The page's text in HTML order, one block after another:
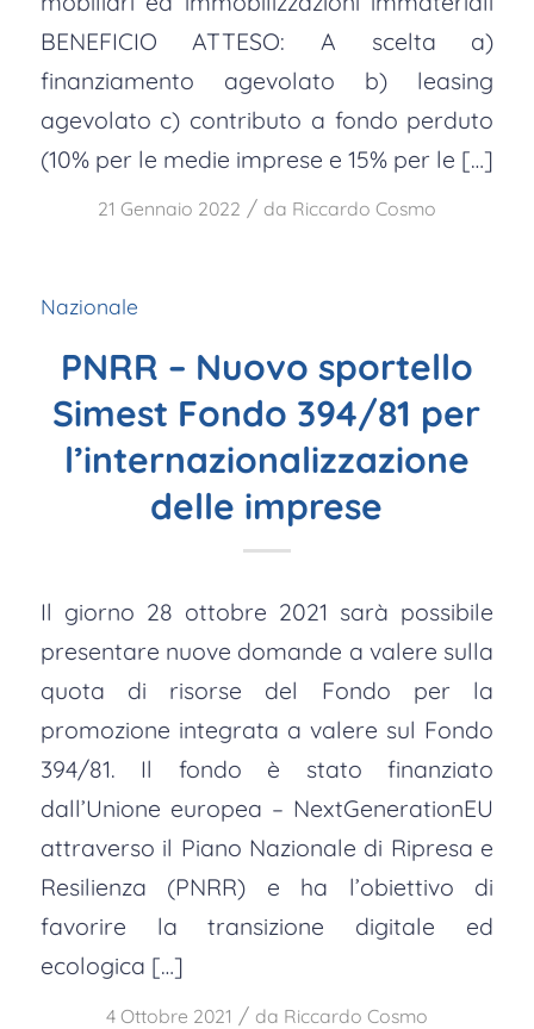
BENEFICIO ATTESO: A scelta a)
finanziamento agevolato b) leasing
agevolato c) contributo a fondo perduto
(10% per le medie imprese e 15% per le […]
21 Gennaio 2022 / da Riccardo Cosmo
Nazionale
PNRR – Nuovo sportello
Simest Fondo 394/81 per
l’internazionalizzazione
delle imprese
Il giorno 28 ottobre 2021 sarà possibile
presentare nuove domande a valere sulla
quota di risorse del Fondo per la
promozione integrata a valere sul Fondo
394/81. Il fondo è stato finanziato
dall’Unione europea – NextGenerationEU
attraverso il Piano Nazionale di Ripresa e
Resilienza (PNRR) e ha l’obiettivo di
favorire la transizione digitale ed
ecologica […]
4 Ottobre 2021 / da Riccardo Cosmo